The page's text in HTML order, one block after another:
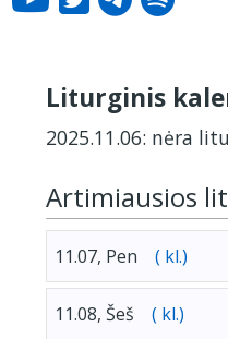
Liturginis
2025.11.06: nėra
Artimiausios
11.07, Pen ( kl.)
11.08, Šeš ( kl.)